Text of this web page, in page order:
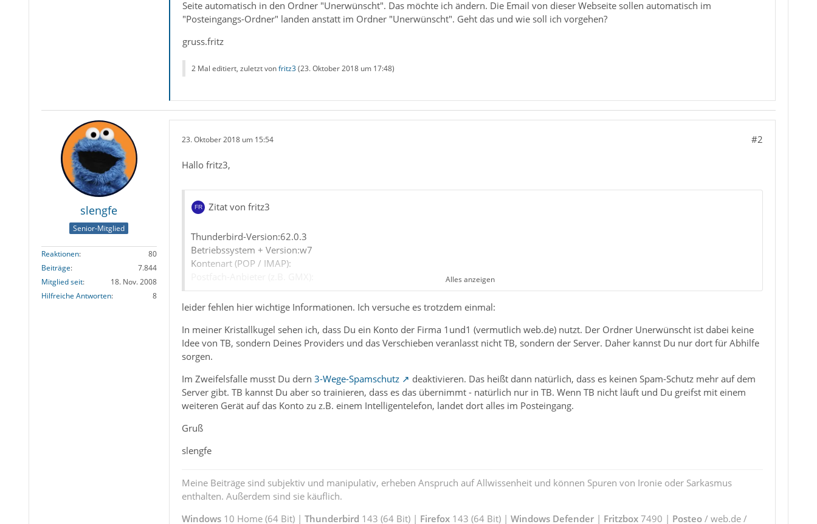
Seite automatisch in den Ordner "Unerwünscht". Das möchte ich ändern. Die Email von dieser Webseite sollen automatisch im
"Posteingangs-Ordner" landen anstatt im Ordner "Unerwünscht". Geht das und wie soll ich vorgehen?
gruss.fritz
2 Mal editiert, zuletzt vonfritz3(23. Oktober 2018 um 17:48)
slengfe
Senior-Mitglied
Reaktionen
80
Beiträge
7.844
Mitglied seit
18. Nov. 2008
Hilfreiche Antworten
8
23. Oktober 2018 um 15:54 #2
Hallo fritz3,
Zitat von fritz3
Thunderbird-Version:62.0.3
Betriebssystem + Version:w7
Kontenart (POP / IMAP):
Eingesetzte Antiviren-Software:
Firewall (Betriebssystem-intern/Externe Software):
Router-Modellbezeichnung (bei Sende-Problemen):
Alles anzeigen
leider fehlen hier wichtige Informationen. Ich versuche es trotzdem einmal:
In meiner Kristallkugel sehen ich, dass Du ein Konto der Firma 1und1 (vermutlich web.de) nutzt. Der Ordner Unerwünscht ist dabei keine
Idee von TB, sondern Deines Providers und das Verschieben veranlasst nicht TB, sondern der Server. Daher kannst Du nur dort für Abhilfe
sorgen.
Im Zweifelsfalle musst Du dern 3-Wege-Spamschutz
deaktivieren. Das heißt dann natürlich, dass es keinen Spam-Schutz mehr auf dem
Server gibt. TB kannst Du aber so trainieren, dass es das übernimmt - natürlich nur in TB. Wenn TB nicht läuft und Du greifst mit einem
weiteren Gerät auf das Konto zu z.B. einem Intelligentelefon, landet dort alles im Posteingang.
Gruß
slengfe
Meine Beiträge sind subjektiv und manipulativ, erheben Anspruch auf Allwissenheit und können Spuren von Ironie oder Sarkasmus
enthalten. Außerdem sind sie käuflich.
Windows10 Home (64 Bit) | Thunderbird 143 (64 Bit) | Firefox143 (64 Bit) | Windows Defender| Fritzbox7490 | Posteo/ web.de /